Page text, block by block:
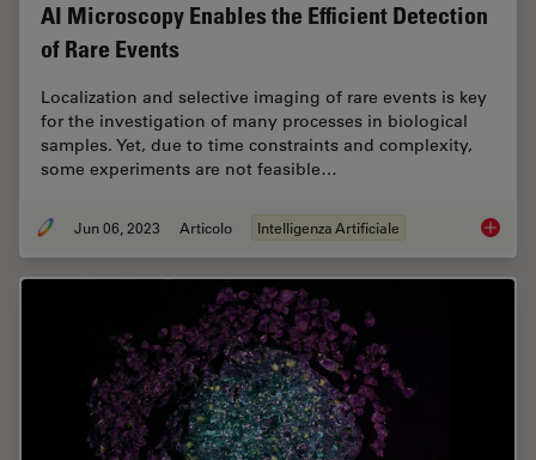
AI Microscopy Enables the Efficient Detection
of Rare Events
Localization and selective imaging of rare events is key
for the investigation of many processes in biological
samples. Yet, due to time constraints and complexity,
some experiments are not feasible…
Jun 06, 2023 Articolo Intelligenza Artificiale AI